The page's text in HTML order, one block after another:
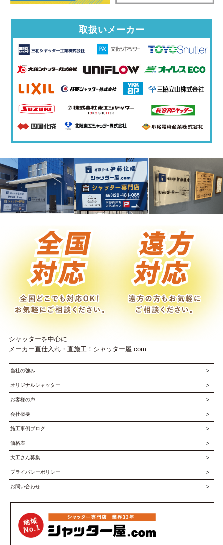
取扱いメーカー
シャッターを中心に
メーカー直仕入れ・直施工！シャッター屋.com
当社の強み
オリジナルシャッター
お客様の声
会社概要
施工事例ブログ
価格表
大工さん募集
プライバシーポリシー
お問い合わせ